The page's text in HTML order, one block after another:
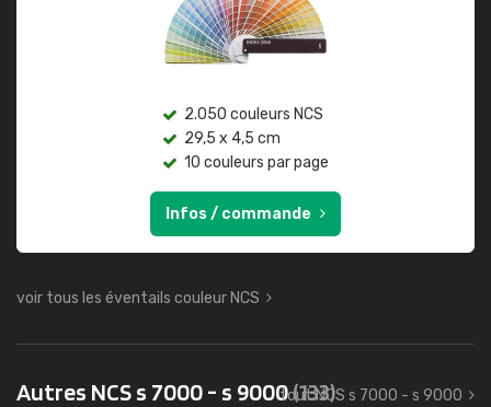
2.050 couleurs NCS
29,5 x 4,5 cm
10 couleurs par page
Infos / commande
voir tous les éventails couleur NCS
Autres NCS s 7000 - s 9000(133)
tout NCS s 7000 - s 9000